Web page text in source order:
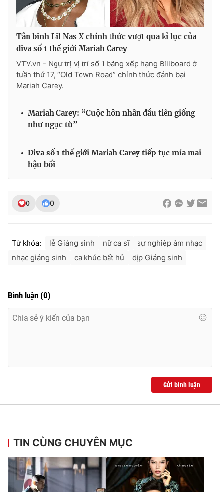
THỜI BÁO VTV
Cơ quan chủ quản:Đài Truyền hình Việt Nam
Giấy phép hoạt động báo in và báo điện tử số 483/GP-BTTTT
cấp ngày 29/12/2023
Nguyễn Trọng Ninh
Email:toasoan@vtv.vn
Liên hệ quảng cáo:
024-7300.7108
® Cấm sao chép dưới mọi hình thức nếu không có sự chấp
Tân binh Lil Nas X chính thức vượt qua kỉ lục của
diva số 1 thế giới Mariah Carey
VTV.vn - Ngự trị vị trí số 1 bảng xếp hạng Billboard ở
tuần thứ 17, “Old Town Road” chính thức đánh bại
Mariah Carey.
Mariah Carey: “Cuộc hôn nhân đầu tiên giống
như ngục tù”
Diva số 1 thế giới Mariah Carey tiếp tục mỉa mai
hậu bối
0 0
Từ khóa: lễ Giáng sinh nữ ca sĩ
sự nghiệp âm nhạc
nhạc giáng sinh
ca khúc bất hủ dịp Giáng sinh
Bình luận (0)
Gửi bình luận
TIN CÙNG CHUYÊN MỤC